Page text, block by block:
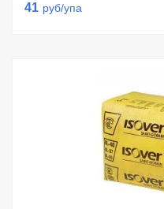
41 руб/упа